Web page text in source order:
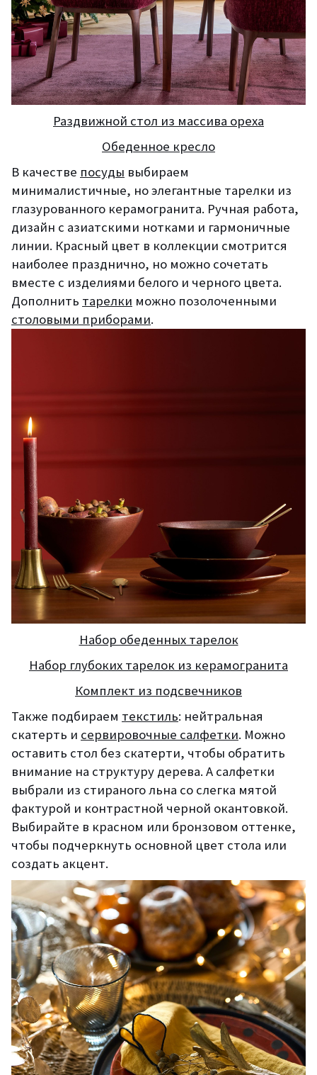
Раздвижной стол из массива ореха
Обеденное кресло
В качестве посуды выбираем
минималистичные, но элегантные тарелки из
глазурованного керамогранита. Ручная работа,
дизайн с азиатскими нотками и гармоничные
линии. Красный цвет в коллекции смотрится
наиболее празднично, но можно сочетать
вместе с изделиями белого и черного цвета.
Дополнить тарелки можно позолоченными
столовыми приборами.
Набор обеденных тарелок
Набор глубоких тарелок из керамогранита
Комплект из подсвечников
Также подбираем текстиль: нейтральная
скатерть и сервировочные салфетки. Можно
оставить стол без скатерти, чтобы обратить
внимание на структуру дерева. А салфетки
выбрали из стираного льна со слегка мятой
фактурой и контрастной черной окантовкой.
Выбирайте в красном или бронзовом оттенке,
чтобы подчеркнуть основной цвет стола или
создать акцент.